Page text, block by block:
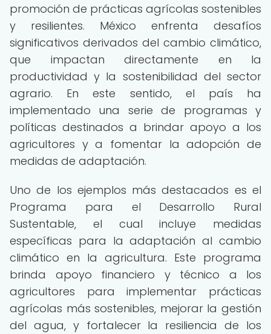
promoción de prácticas agrícolas sostenibles
y resilientes. México enfrenta desafíos
significativos derivados del cambio climático,
que impactan directamente en la
productividad y la sostenibilidad del sector
agrario. En este sentido, el país ha
implementado una serie de programas y
políticas destinados a brindar apoyo a los
agricultores y a fomentar la adopción de
medidas de adaptación.
Uno de los ejemplos más destacados es el
Programa para el Desarrollo Rural
Sustentable, el cual incluye medidas
específicas para la adaptación al cambio
climático en la agricultura. Este programa
brinda apoyo financiero y técnico a los
agricultores para implementar prácticas
agrícolas más sostenibles, mejorar la gestión
del agua, y fortalecer la resiliencia de los